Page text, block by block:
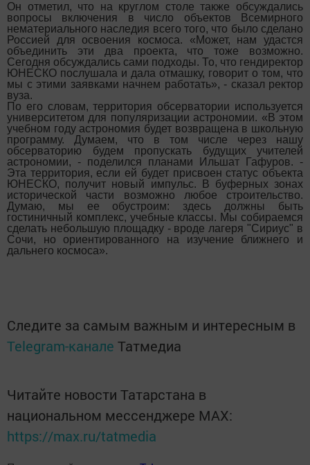
Он отметил, что на круглом столе также обсуждались
вопросы включения в число объектов Всемирного
нематериального наследия всего того, что было сделано
Россией для освоения космоса. «Может, нам удастся
объединить эти два проекта, что тоже возможно.
Сегодня обсуждались сами подходы. То, что гендиректор
ЮНЕСКО послушала и дала отмашку, говорит о том, что
мы с этими заявками начнем работать», - сказал ректор
вуза.
По его словам, территория обсерватории используется
университетом для популяризации астрономии. «В этом
учебном году астрономия будет возвращена в школьную
программу. Думаем, что в том числе через нашу
обсерваторию будем пропускать будущих учителей
астрономии, - поделился планами Ильшат Гафуров. -
Эта территория, если ей будет присвоен статус объекта
ЮНЕСКО, получит новый импульс. В буферных зонах
исторической части возможно любое строительство.
Думаю, мы ее обустроим: здесь должны быть
гостиничный комплекс, учебные классы. Мы собираемся
сделать небольшую площадку - вроде лагеря "Сириус" в
Сочи, но ориентированного на изучение ближнего и
дальнего космоса».
Следите за самым важным и интересным в
Telegram-канале Татмедиа
Читайте новости Татарстана в
национальном мессенджере MАХ:
https://max.ru/tatmedia